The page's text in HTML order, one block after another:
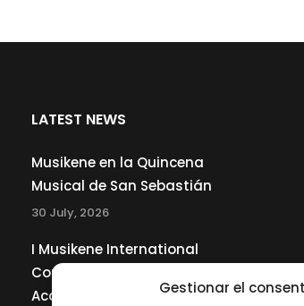
Gestionar el
LATEST NEWS
Musikene en la Quincena
Musical de San Sebastián
30 July, 2026
I Musikene International
Competition for Young
Accordionists